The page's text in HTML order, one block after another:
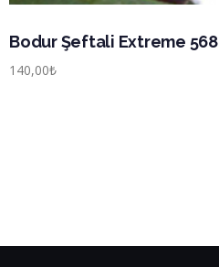
Bodur Şeftali Extreme 568
140,00₺